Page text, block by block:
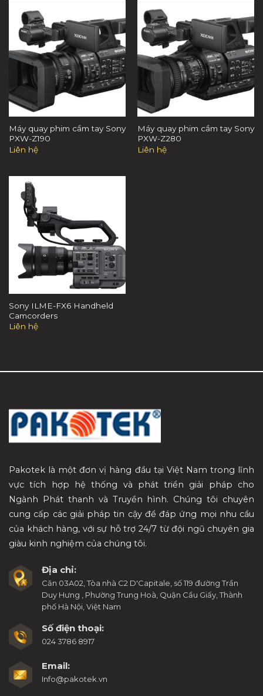
Máy quay phim cầm tay Sony
PXW-Z190
Liên hệ
Máy quay phim cầm tay Sony
PXW-Z280
Liên hệ
Sony ILME-FX6 Handheld
Camcorders
Liên hệ
Pakotek là một đơn vị hàng đầu tại Việt Nam trong lĩnh
vực tích hợp hệ thống và phát triển giải pháp cho
Ngành Phát thanh và Truyền hình. Chúng tôi chuyên
cung cấp các giải pháp tin cậy để đáp ứng mọi nhu cầu
của khách hàng, với sự hỗ trợ 24/7 từ đội ngũ chuyên gia
giàu kinh nghiệm của chúng tôi.
Địa chỉ:
Căn 03A02, Tòa nhà C2 D'Capitale, số 119 đường Trần
Duy Hưng , Phường Trung Hoà, Quận Cầu Giấy, Thành
phố Hà Nội, Việt Nam
Số điện thoại:
024 3786 8917
Email:
Info@pakotek.vn